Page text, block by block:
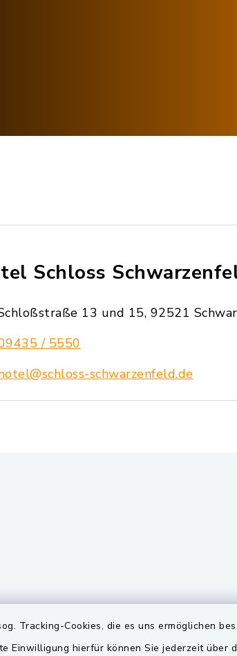
Tracking-Cookies, die es uns ermöglichen
Einwilligung hierfür können Sie jederzeit über
Schloss
13 und 15, 92521
/ 5550
schwarzenfeld.de